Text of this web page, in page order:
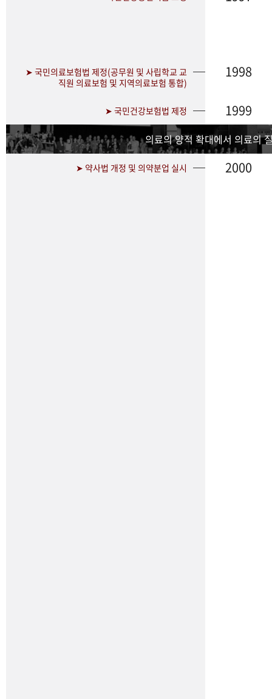
➤ 국민의료보험법 제정(공무원 및 사립학교 교
직원 의료보험 및 지역의료보험 통합)
1998
➤ 국민건강보험법 제정 1999
의료의 양적 확대에서 의료의
➤ 약사법 개정 및 의약분업 실시 2000